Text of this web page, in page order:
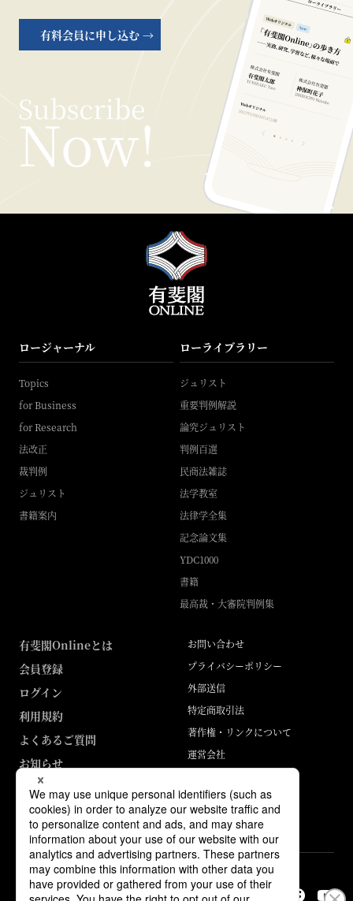
有料会員に申し込む →
ロージャーナル
Topics
for Business
for Research
法改正
裁判例
ジュリスト
書籍案内
ローライブラリー
ジュリスト
重要判例解説
論究ジュリスト
判例百選
民商法雑誌
法学教室
法律学全集
記念論文集
YDC1000
書籍
最高裁・大審院判例集
有斐閣Onlineとは
会員登録
ログイン
利用規約
よくあるご質問
お知らせ
お問い合わせ
プライバシーポリシー
外部送信
特定商取引法
著作権・リンクについて
運営会社